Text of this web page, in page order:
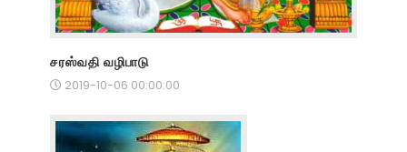
சரஸ்வதி வழிபாடு
2019-10-06 00:00:00